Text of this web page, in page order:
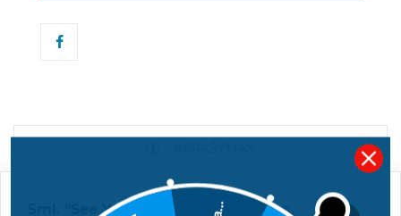
5ml. "See You" kvepalų mėginukas.